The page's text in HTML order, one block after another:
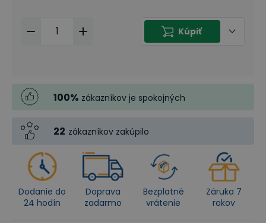
Kúpiť
100% zákazníkov je spokojných
22 zákazníkov zakúpilo
Dodanie do
24 hodín
Doprava
zadarmo
Bezplatné
vrátenie
Záruka 7
rokov